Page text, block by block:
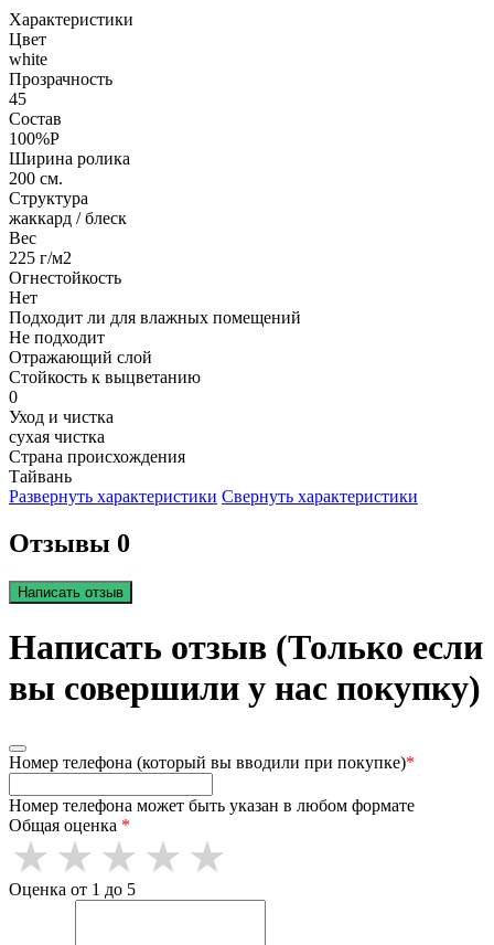
Характеристики
Цвет
white
Прозрачность
45
Состав
100%P
Ширина ролика
200 см.
Структура
жаккард / блеск
Вес
225 г/м2
Огнестойкость
Нет
Подходит ли для влажных помещений
Не подходит
Отражающий слой
Стойкость к выцветанию
0
Уход и чистка
сухая чистка
Страна происхождения
Тайвань
Развернуть характеристики Свернуть характеристики
Отзывы 0
Написать отзыв
Написать отзыв (Только если
вы совершили у нас покупку)
Номер телефона (который вы вводили при покупке)*
Номер телефона может быть указан в любом формате
Общая оценка *
Оценка от 1 до 5